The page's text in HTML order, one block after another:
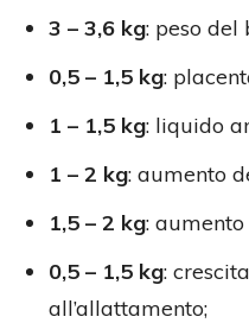
3 – 3,6 kg: peso del
0,5 – 1,5 kg:
1 – 1,5 kg: liquido
1 – 2 kg: aumento
1,5 – 2 kg:
0,5 – 1,5 kg:
all’allattamento;